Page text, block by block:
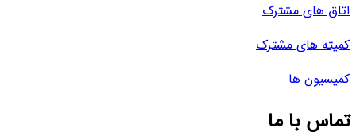
اتاق های مشترک
کمیته های مشترک
کمیسیون ها
تماس با ما